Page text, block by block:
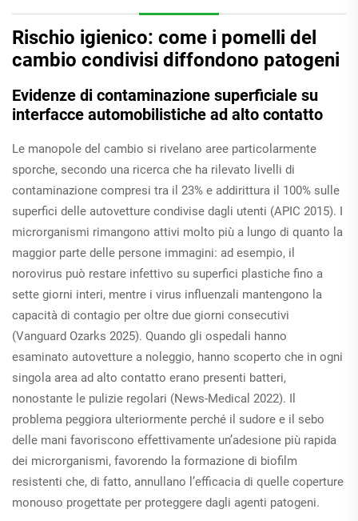
Rischio igienico: come i pomelli del
cambio condivisi diffondono patogeni
Evidenze di contaminazione superficiale su
interfacce automobilistiche ad alto contatto
Le manopole del cambio si rivelano aree particolarmente
sporche, secondo una ricerca che ha rilevato livelli di
contaminazione compresi tra il 23% e addirittura il 100% sulle
superfici delle autovetture condivise dagli utenti (APIC 2015). I
microrganismi rimangono attivi molto più a lungo di quanto la
maggior parte delle persone immagini: ad esempio, il
norovirus può restare infettivo su superfici plastiche fino a
sette giorni interi, mentre i virus influenzali mantengono la
capacità di contagio per oltre due giorni consecutivi
(Vanguard Ozarks 2025). Quando gli ospedali hanno
esaminato autovetture a noleggio, hanno scoperto che in ogni
singola area ad alto contatto erano presenti batteri,
nonostante le pulizie regolari (News-Medical 2022). Il
problema peggiora ulteriormente perché il sudore e il sebo
delle mani favoriscono effettivamente un’adesione più rapida
dei microrganismi, favorendo la formazione di biofilm
resistenti che, di fatto, annullano l’efficacia di quelle coperture
monouso progettate per proteggere dagli agenti patogeni.